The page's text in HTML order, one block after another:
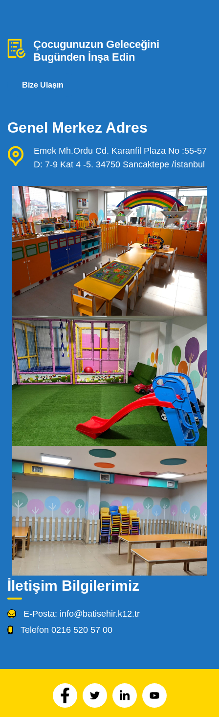
Çocugunuzun Geleceğini
Bugünden İnşa Edin
Bize Ulaşın
Genel Merkez Adres
Emek Mh.Ordu Cd. Karanfil Plaza No :55-57
D: 7-9 Kat 4 -5. 34750 Sancaktepe /İstanbul
İletişim Bilgilerimiz
E-Posta: info@batisehir.k12.tr
Telefon 0216 520 57 00